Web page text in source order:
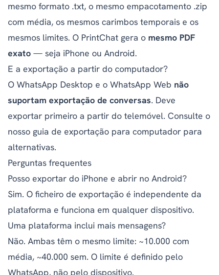
mesmo formato .txt, o mesmo empacotamento .zip
com média, os mesmos carimbos temporais e os
mesmos limites. O PrintChat gera o mesmo PDF
exato — seja iPhone ou Android.
E a exportação a partir do computador?
O WhatsApp Desktop e o WhatsApp Web não
suportam exportação de conversas. Deve
exportar primeiro a partir do telemóvel. Consulte o
nosso guia de exportação para computador para
alternativas.
Perguntas frequentes
Posso exportar do iPhone e abrir no Android?
Sim. O ficheiro de exportação é independente da
plataforma e funciona em qualquer dispositivo.
Uma plataforma inclui mais mensagens?
Não. Ambas têm o mesmo limite: ~10.000 com
média, ~40.000 sem. O limite é definido pelo
WhatsApp, não pelo dispositivo.